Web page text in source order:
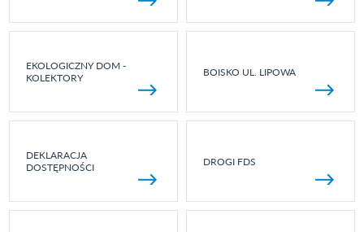
EKOLOGICZNY DOM -
KOLEKTORY
BOISKO UL. LIPOWA
DEKLARACJA
DOSTĘPNOŚCI
DROGI FDS